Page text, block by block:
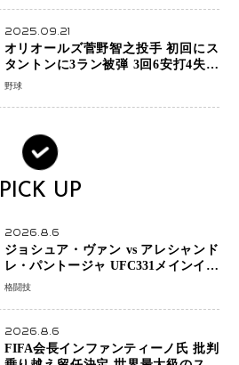
2025.09.21
オリオールズ菅野智之投手 初回にス
タントンに3ラン被弾 3回6安打4失点
で降板
野球
PICK UP
2026.8.6
ジョシュア・ヴァン vs アレシャンド
レ・パントージャ UFC331メインイベ
ントで再戦決定 「完全決着」に世界
王座挑戦は再び遠のく
格闘技
2026.8.6
FIFA会長インファンティーノ氏 批判